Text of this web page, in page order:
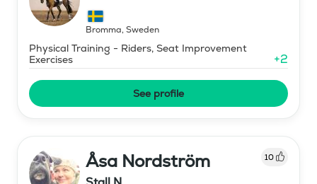
Bromma, Sweden
Physical Training - Riders, Seat Improvement
Exercises
+2
See profile
Åsa Nordström 10